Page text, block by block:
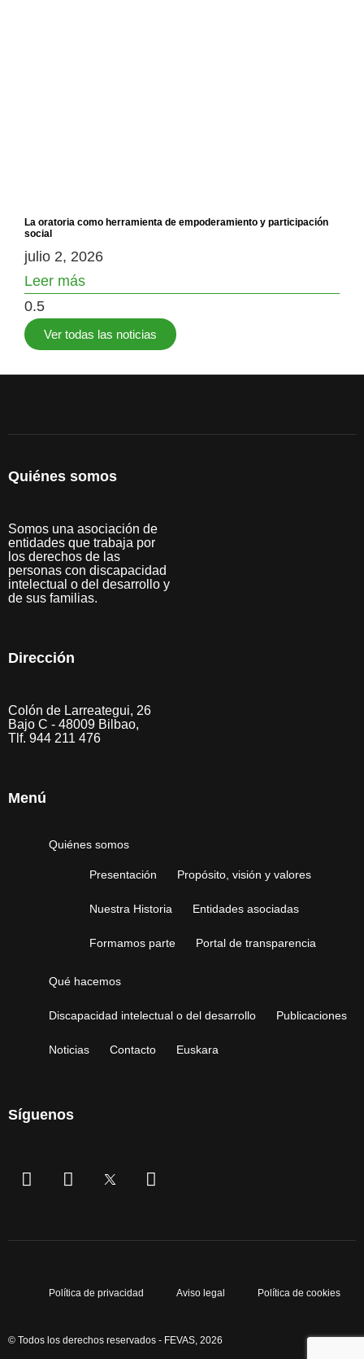
La oratoria como herramienta de empoderamiento y participación
social
julio 2, 2026
Leer más
Ver todas las noticias
Quiénes somos
Somos una asociación de
entidades que trabaja por
los derechos de las
personas con discapacidad
intelectual o del desarrollo y
de sus familias.
Dirección
Colón de Larreategui, 26
Bajo C - 48009 Bilbao,
Tlf. 944 211 476
Menú
Quiénes somos
Presentación Propósito, visión y valores
Nuestra Historia Entidades asociadas
Formamos parte Portal de transparencia
Qué hacemos
Discapacidad intelectual o del desarrollo Publicaciones
Noticias Contacto Euskara
Síguenos
Política de privacidad Aviso legal Política de cookies
© Todos los derechos reservados - FEVAS, 2026